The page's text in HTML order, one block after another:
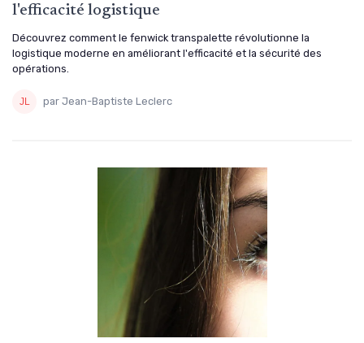
l'efficacité logistique
Découvrez comment le fenwick transpalette révolutionne la
logistique moderne en améliorant l'efficacité et la sécurité des
opérations.
par Jean-Baptiste Leclerc